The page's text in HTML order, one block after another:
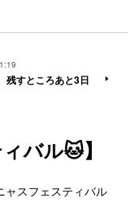
残すところあと3日
バル🐱】
ャスフェスティバル